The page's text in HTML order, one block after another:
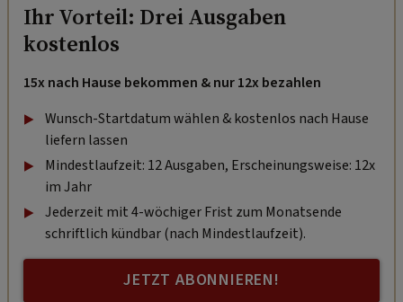
Ihr Vorteil: Drei Ausgaben
kostenlos
15x nach Hause bekommen & nur 12x bezahlen
Wunsch-Startdatum wählen & kostenlos nach Hause
liefern lassen
Mindestlaufzeit: 12 Ausgaben, Erscheinungsweise: 12x
im Jahr
Jederzeit mit 4-wöchiger Frist zum Monatsende
schriftlich kündbar (nach Mindestlaufzeit).
JETZT ABONNIEREN!